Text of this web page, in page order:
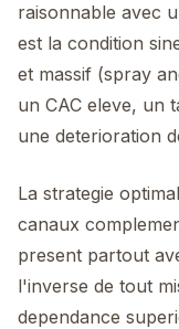
raisonnable avec
est la condition
et massif (spray
un CAC eleve, un
une deterioration
La strategie
canaux
present partout
l'inverse de tout
dependance